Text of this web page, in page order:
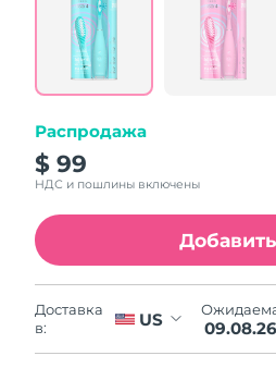
Reviews.
Same
page
Распродажа
$ 99
НДС и пошлины включены
Добавить
Доставка
в:
US 09.08.26